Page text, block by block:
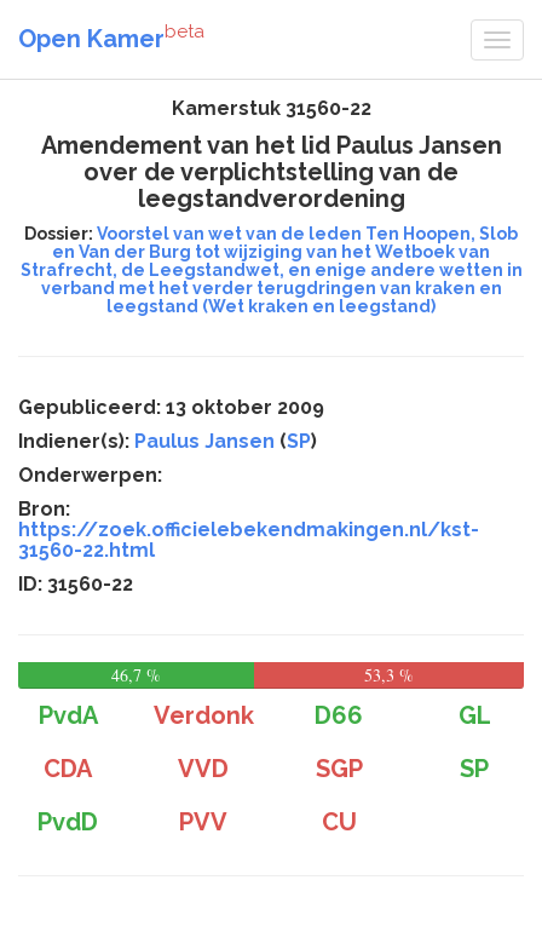
Open Kamerbeta
Kamerstuk 31560-22
Amendement van het lid Paulus Jansen
over de verplichtstelling van de
leegstandverordening
Dossier: Voorstel van wet van de leden Ten Hoopen, Slob
en Van der Burg tot wijziging van het Wetboek van
Strafrecht, de Leegstandwet, en enige andere wetten in
verband met het verder terugdringen van kraken en
leegstand (Wet kraken en leegstand)
Gepubliceerd: 13 oktober 2009
Indiener(s): Paulus Jansen (SP)
Onderwerpen:
Bron:
https://zoek.officielebekendmakingen.nl/kst-
31560-22.html
ID: 31560-22
46,7 % 53,3 %
PvdA Verdonk D66
GL
CDA
VVD SGP
SP
PvdD
PVV CU